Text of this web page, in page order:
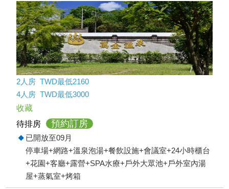
2人房 TWD最低2160
4人房 TWD最低3000
收藏
待排房
預約訂房
已開放至09月
停車場+網路+溫泉泡湯+餐飲設施+會議室+24小時櫃台
+花園+客廳+露營+SPA水療+戶外大眾池+戶外室內湯
屋+蒸氣室+烤箱